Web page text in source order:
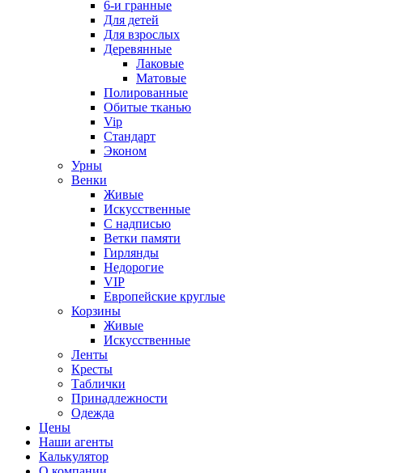
6-и гранные
Для детей
Для взрослых
Деревянные
Лаковые
Матовые
Полированные
Обитые тканью
Vip
Стандарт
Эконом
Урны
Венки
Живые
Искусственные
С надписью
Ветки памяти
Гирлянды
Недорогие
VIP
Европейские круглые
Корзины
Живые
Искусственные
Ленты
Кресты
Таблички
Принадлежности
Одежда
Цены
Наши агенты
Калькулятор